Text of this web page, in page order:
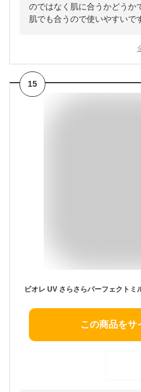
のではなく肌に合うかどうか
肌でも合うので使いやすいで
15
この商品をサ